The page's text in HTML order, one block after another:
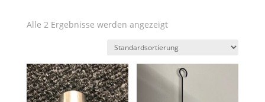
Alle 2 Ergebnisse werden angezeigt